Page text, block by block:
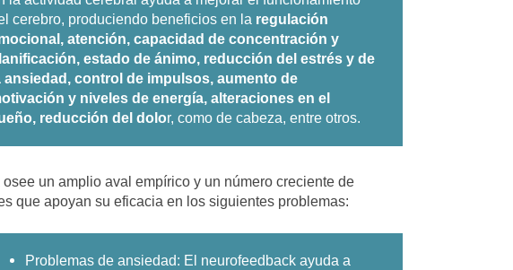
cerebro, produciendo beneficios en la regulación
atención, capacidad de concentración y
estado de ánimo, reducción del estrés y de
ansiedad, control de impulsos, aumento de
y niveles de energía, alteraciones en el
reducción del dolor, como de cabeza, entre otros.
osee un amplio aval empírico y un número creciente de
que apoyan su eficacia en los siguientes problemas:
Problemas de ansiedad: El neurofeedback ayuda a